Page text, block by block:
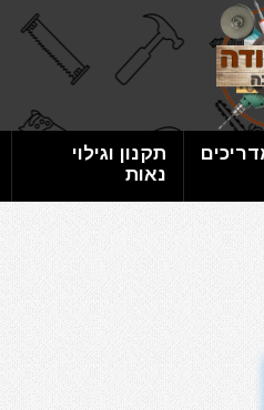
תקנון וגילוי
נאות